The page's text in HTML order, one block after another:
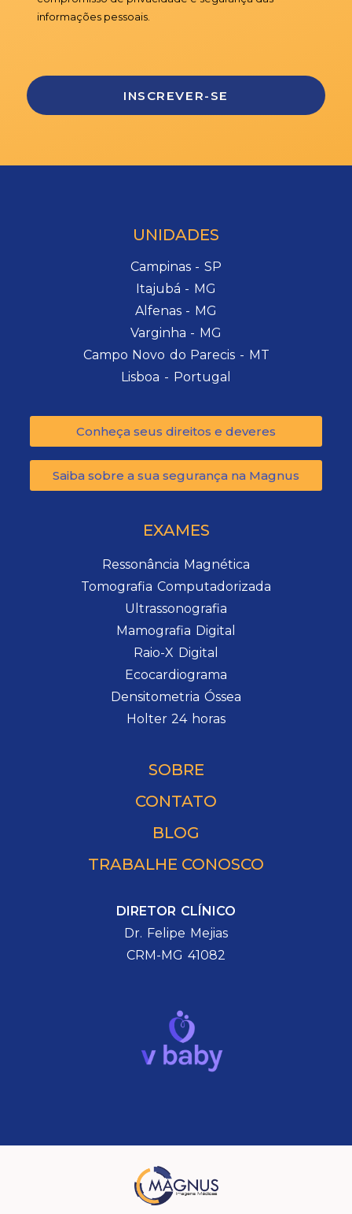
informações pessoais.
UNIDADES
Campinas - SP
Itajubá - MG
Alfenas - MG
Varginha - MG
Campo Novo do Parecis - MT
Lisboa - Portugal
Conheça seus direitos e deveres
Saiba sobre a sua segurança na Magnus
EXAMES
Ressonância Magnética
Tomografia Computadorizada
Ultrassonografia
Mamografia Digital
Raio-X Digital
Ecocardiograma
Densitometria Óssea
Holter 24 horas
SOBRE
CONTATO
BLOG
TRABALHE CONOSCO
DIRETOR CLÍNICO
Dr. Felipe Mejias
CRM-MG 41082